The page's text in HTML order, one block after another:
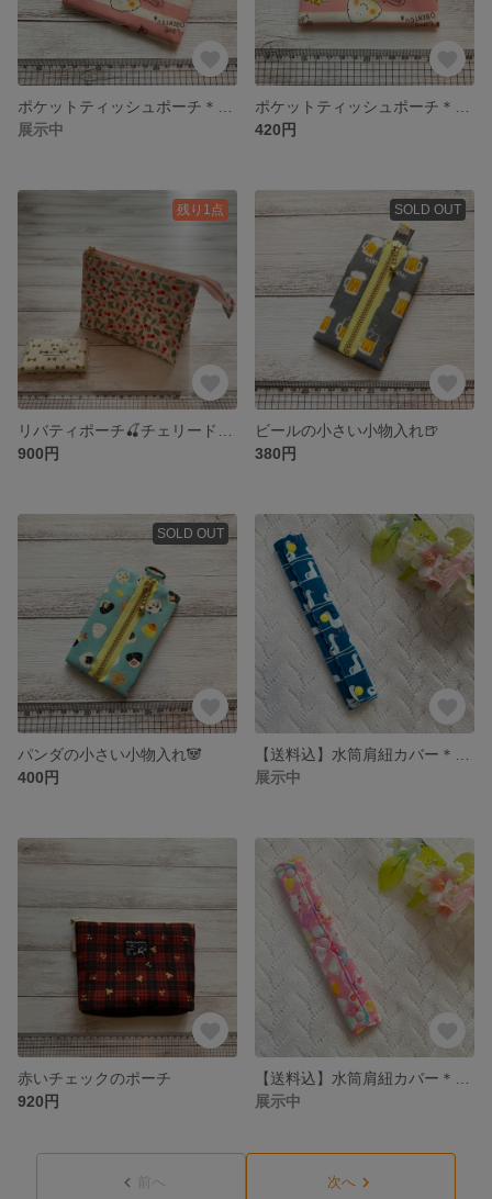
展示中
420円
残り1点
900円
SOLD OUT
ビールの小さい小物入れ🍺
380円
SOLD OUT
パンダの小さい小物入れ🐼
400円
展示中
赤いチェックのポーチ
920円
展示中
前へ 次へ